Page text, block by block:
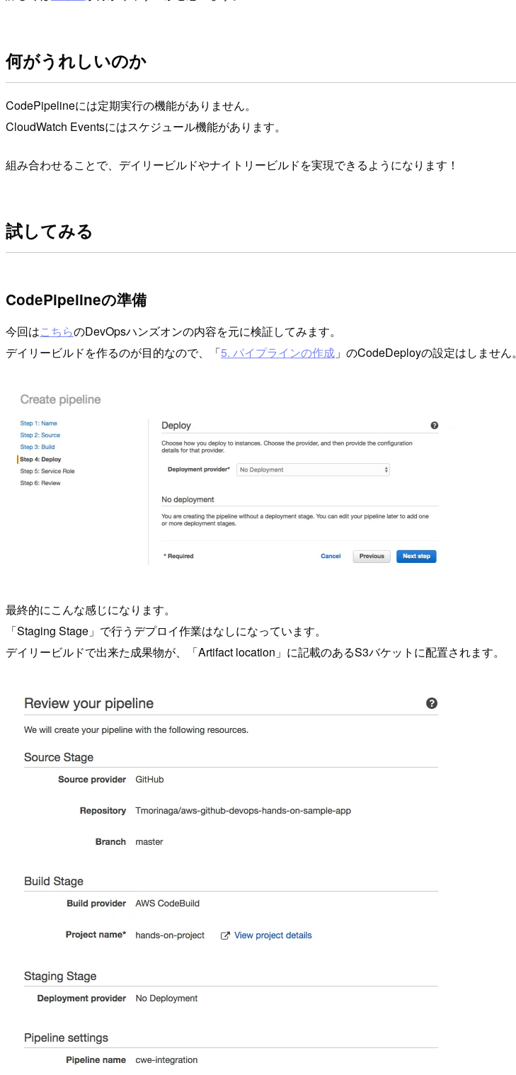
何がうれしいのか
CodePipelineには定期実行の機能がありません。
CloudWatch Eventsにはスケジュール機能があります。
組み合わせることで、デイリービルドやナイトリービルドを実現できるようになります！
試してみる
CodePipelineの準備
今回はこちらのDevOpsハンズオンの内容を元に検証してみます。
デイリービルドを作るのが目的なので、「5. パイプラインの作成 」のCodeDeployの設定はしません。
最終的にこんな感じになります。
「Staging Stage」で行うデプロイ作業はなしになっています。
デイリービルドで出来た成果物が、「Artifact location」に記載のあるS3バケットに配置されます。